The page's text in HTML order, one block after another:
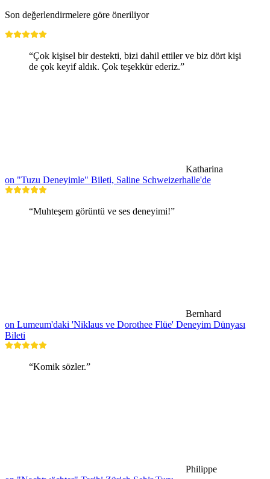
Son değerlendirmelere göre öneriliyor
“Çok kişisel bir destekti, bizi dahil ettiler ve biz dört kişi
de çok keyif aldık. Çok teşekkür ederiz.”
Katharina
on "Tuzu Deneyimle" Bileti, Saline Schweizerhalle'de
“Muhteşem görüntü ve ses deneyimi!”
Bernhard
on Lumeum'daki 'Niklaus ve Dorothee Flüe' Deneyim Dünyası
Bileti
“Komik sözler.”
Philippe